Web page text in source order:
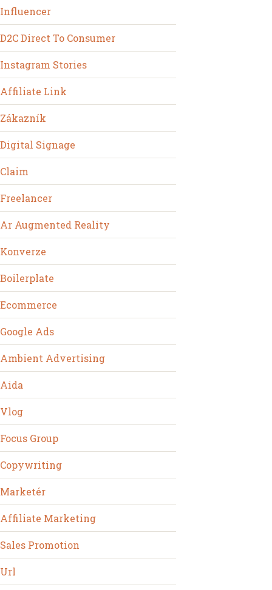
Influencer
D2C Direct To Consumer
Instagram Stories
Affiliate Link
Zákazník
Digital Signage
Claim
Freelancer
Ar Augmented Reality
Konverze
Boilerplate
Ecommerce
Google Ads
Ambient Advertising
Aida
Vlog
Focus Group
Copywriting
Marketér
Affiliate Marketing
Sales Promotion
Url